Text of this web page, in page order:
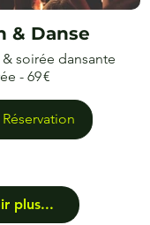
& Danse
soirée dansante
- 69 €
plus...